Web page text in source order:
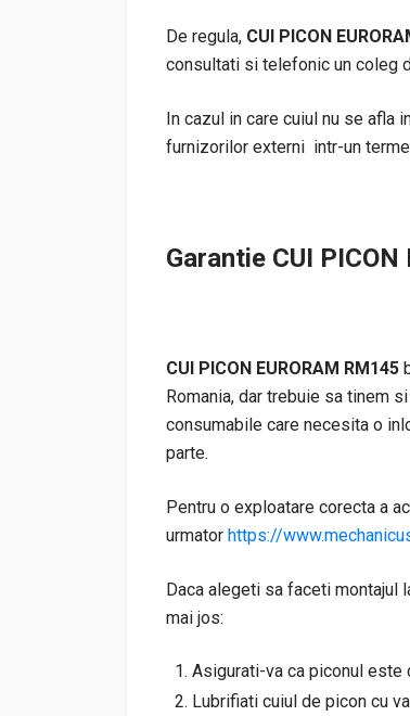
De regula, CUI PICON
consultati si telefonic un coleg
In cazul in care cuiul nu se afla
furnizorilor externi intr-un
Garantie CUI
CUI PICON EURORAM RM145
Romania, dar trebuie sa tinem
consumabile care necesita o
parte.
Pentru o exploatare corecta a
urmator https://
Daca alegeti sa faceti montajul
mai jos:
Asigurati-va ca piconul este
Lubrifiati cuiul de picon cu